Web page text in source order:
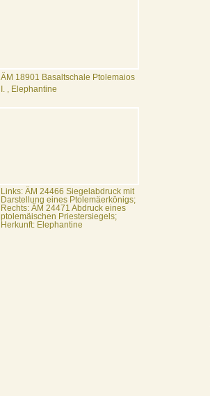
ÄM 18901 Basaltschale Ptolemaios
I. , Elephantine
Links: ÄM 24466 Siegelabdruck mit
Darstellung eines Ptolemäerkönigs;
Rechts: ÄM 24471 Abdruck eines
ptolemäischen Priestersiegels;
Herkunft: Elephantine